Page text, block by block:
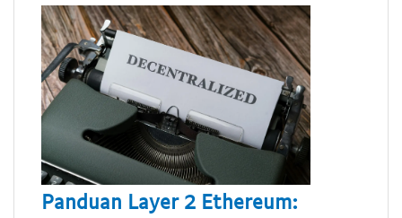
Panduan Layer 2 Ethereum: